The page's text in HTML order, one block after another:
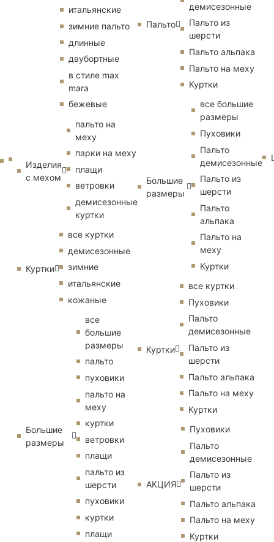
итальянские
зимние пальто
длинные
двубортные
в стиле max
mara
бежевые
Изделия
с мехом
пальто на
меху
парки на меху
плащи
ветровки
демисезонные
куртки
Куртки
все куртки
демисезонные
зимние
итальянские
кожаные
Большие
размеры
все
большие
размеры
пальто
пуховики
пальто на
меху
куртки
ветровки
плащи
пальто из
шерсти
пуховики
куртки
плащи
Пальто
демисезонные
Пальто из
шерсти
Пальто альпака
Пальто на меху
Куртки
Большие
размеры
все большие
размеры
Пуховики
Пальто
демисезонные
Пальто из
шерсти
Пальто
альпака
Пальто на
меху
Куртки
Куртки
все куртки
Пуховики
Пальто
демисезонные
Пальто из
шерсти
Пальто альпака
Пальто на меху
Куртки
АКЦИЯ
Пуховики
Пальто
демисезонные
Пальто из
шерсти
Пальто альпака
Пальто на меху
Куртки